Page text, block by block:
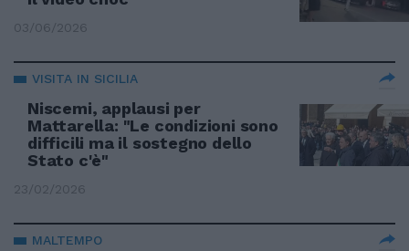
03/06/2026
VISITA IN SICILIA
Niscemi, applausi per
Mattarella: "Le condizioni sono
difficili ma il sostegno dello
Stato c'è"
23/02/2026
MALTEMPO